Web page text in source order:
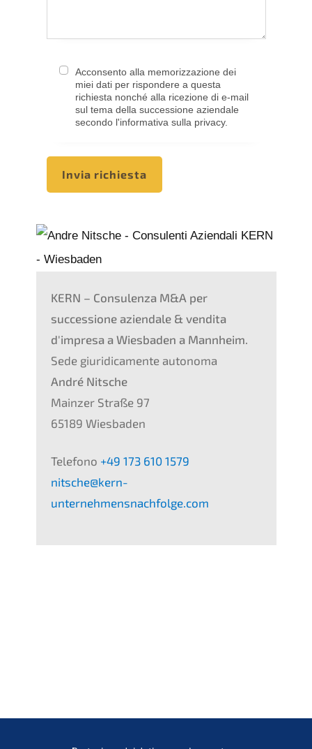
Acconsento alla memorizzazione dei
miei dati per rispondere a questa
richiesta nonché alla ricezione di e-mail
sul tema della successione aziendale
secondo l'informativa sulla privacy.
Invia richiesta
KERN – Consulenza M&A per
successione aziendale & vendita
d'impresa a Wiesbaden a Mannheim.
Sede giuridicamente autonoma
André Nitsche
Mainzer Straße 97
65189 Wiesbaden
Telefono +49 173 610 1579
nitsche@kern-
unternehmensnachfolge.com